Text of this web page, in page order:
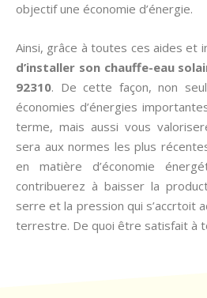
objectif une économie d’énergie.
Ainsi, grâce à toutes ces aides et
d’installer son chauffe-eau
92310. De cette façon, non
économies d’énergies
terme, mais aussi vous
sera aux normes les plus
en matière d’économie
contribuerez à baisser la
serre et la pression qui s’accrtoit
terrestre. De quoi être satisfait à